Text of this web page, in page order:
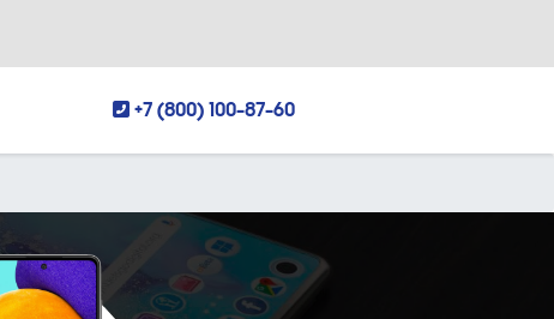
+7 (800) 100-87-60